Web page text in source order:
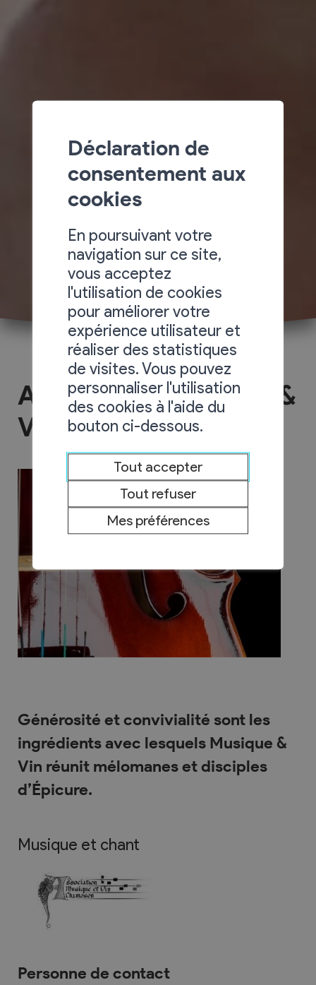
Association Musique &
Vin
Générosité et convivialité sont les
ingrédients avec lesquels Musique &
Vin réunit mélomanes et disciples
d’Épicure.
Musique et chant
Personne de contact
Déclaration de
consentement aux
cookies
En poursuivant votre
navigation sur ce site,
vous acceptez
l'utilisation de cookies
pour améliorer votre
expérience utilisateur et
réaliser des statistiques
de visites. Vous pouvez
personnaliser l'utilisation
des cookies à l'aide du
bouton ci-dessous.
Tout accepter
Tout refuser
Mes préférences